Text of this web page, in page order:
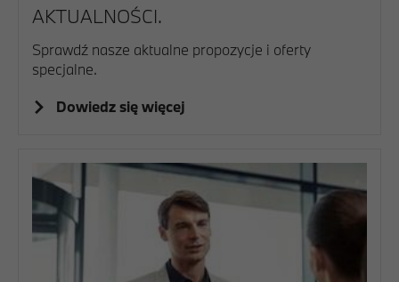
AKTUALNOŚCI.
Sprawdź nasze aktualne propozycje i oferty
specjalne.
Dowiedz się więcej